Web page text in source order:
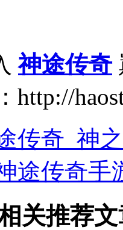
神途传奇
http://
传奇_神
途传奇手
关推荐